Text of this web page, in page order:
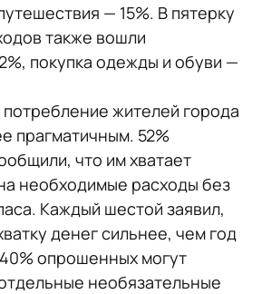
— 15%. В пятерку
также вошли
покупка одежды и обуви —
жителей города
прагматичным. 52%
что им хватает
необходимые расходы без
Каждый шестой заявил,
денег сильнее, чем год
опрошенных могут
необязательные